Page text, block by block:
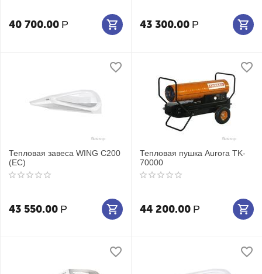
40 700.00 Р 43 300.00 Р
Тепловая завеса WING C200
(EC)
43 550.00 Р
Тепловая пушка Aurora TK-
70000
44 200.00 Р